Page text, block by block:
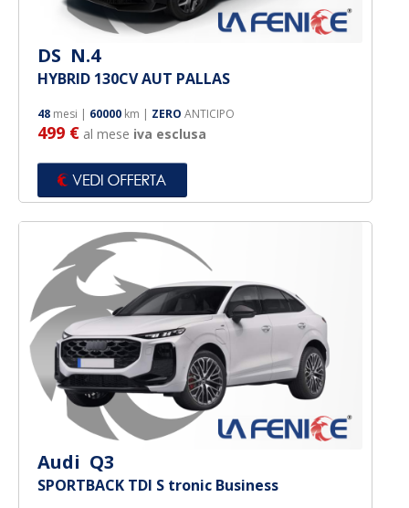
DS N.4
HYBRID 130CV AUT PALLAS
48 mesi | 60000 km | ZERO ANTICIPO
499 € al mese iva esclusa
Audi Q3
SPORTBACK TDI S tronic Business